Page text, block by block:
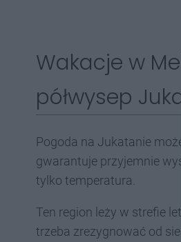
Wakacje w
półwysep
Pogoda na Jukatanie
gwarantuje przyjemnie
tylko temperatura.
Ten region leży w strefie
trzeba zrezygnować od